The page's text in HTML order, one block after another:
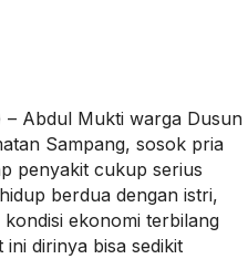
– Abdul Mukti warga Dusun
Sampang, sosok pria
penyakit cukup serius
berdua dengan istri,
ekonomi terbilang
dirinya bisa sedikit